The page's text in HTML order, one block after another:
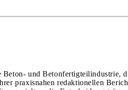
und Betonfertigteilindustrie,
praxisnahen redaktionellen